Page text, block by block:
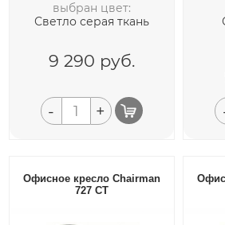
выбран цвет:
Светло серая ткань
9 290 руб.
- +
Офисное кресло Chairman
727 СТ